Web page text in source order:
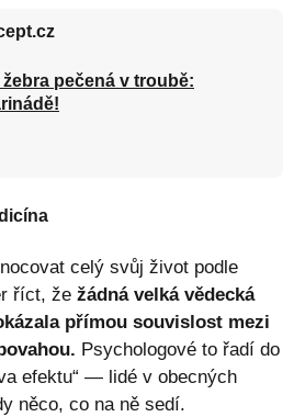
pečená v troubě:
celý svůj život podle
říct, že žádná velká vědecká
přímou souvislost mezi
Psychologové to řadí do
efektu“ — lidé v obecných
něco, co na ně sedí.